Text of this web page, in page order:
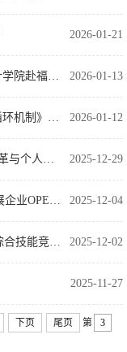
2026-01-21
2026-01-13
深化产教融合 共探绿色发展——厦门国家会计学院赴福建能源石化集团开展实践调研
2026-01-12
学院举办《建设大财政体系 构建中国的动力循环机制》讲座
2025-12-29
灯塔计划｜站在“十五五”的浪潮之巅：产业变革与个人职业新机遇
2025-12-04
探索世界500强丨厦国会学子深入国贸股份开展企业OPEN DAY
2025-12-02
我院学子荣获“2025年福建省财经大数据处理综合技能竞赛”一等奖
2025-11-27
下页 尾页
第